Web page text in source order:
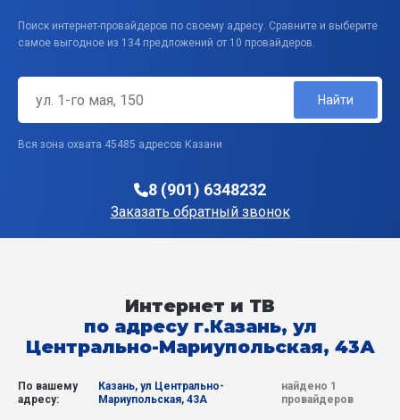
Поиск интернет-провайдеров по своему адресу. Сравните и выберите
самое выгодное из 134 предложений от 10 провайдеров.
Найти
Вся зона охвата 45485 адресов Казани
8 (901) 6348232
Заказать обратный звонок
Интернет и ТВ
по адресу г.Казань, ул
Центрально-Мариупольская, 43А
По вашему
адресу:
Казань, ул Центрально-
Мариупольская, 43А
найдено 1
провайдеров